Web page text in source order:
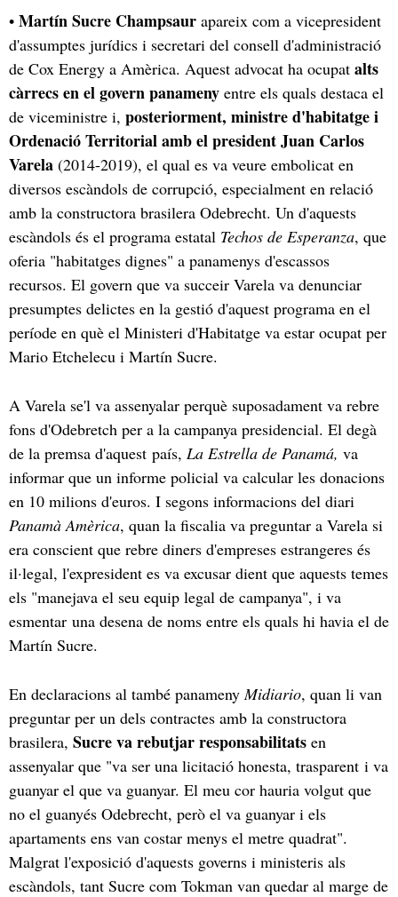
• Martín Sucre Champsaur apareix com a vicepresident
d'assumptes jurídics i secretari del consell d'administració
de Cox Energy a Amèrica. Aquest advocat ha ocupat alts
càrrecs en el govern panameny entre els quals destaca el
de viceministre i, posteriorment, ministre d'habitatge i
Ordenació Territorial amb el president Juan Carlos
Varela (2014-2019), el qual es va veure embolicat en
diversos escàndols de corrupció, especialment en relació
amb la constructora brasilera Odebrecht. Un d'aquests
escàndols és el programa estatal Techos de Esperanza, que
oferia "habitatges dignes" a panamenys d'escassos
recursos. El govern que va succeir Varela va denunciar
presumptes delictes en la gestió d'aquest programa en el
període en què el Ministeri d'Habitatge va estar ocupat per
Mario Etchelecu i Martín Sucre.
A Varela se'l va assenyalar perquè suposadament va rebre
fons d'Odebretch per a la campanya presidencial. El degà
de la premsa d'aquest país, La Estrella de Panamá, va
informar que un informe policial va calcular les donacions
en 10 milions d'euros. I segons informacions del diari
Panamà Amèrica, quan la fiscalia va preguntar a Varela si
era conscient que rebre diners d'empreses estrangeres és
il·legal, l'expresident es va excusar dient que aquests temes
els "manejava el seu equip legal de campanya", i va
esmentar una desena de noms entre els quals hi havia el de
Martín Sucre.
En declaracions al també panameny Midiario, quan li van
preguntar per un dels contractes amb la constructora
brasilera, Sucre va rebutjar responsabilitats en
assenyalar que "va ser una licitació honesta, trasparent i va
guanyar el que va guanyar. El meu cor hauria volgut que
no el guanyés Odebrecht, però el va guanyar i els
apartaments ens van costar menys el metre quadrat".
Malgrat l'exposició d'aquests governs i ministeris als
escàndols, tant Sucre com Tokman van quedar al marge de